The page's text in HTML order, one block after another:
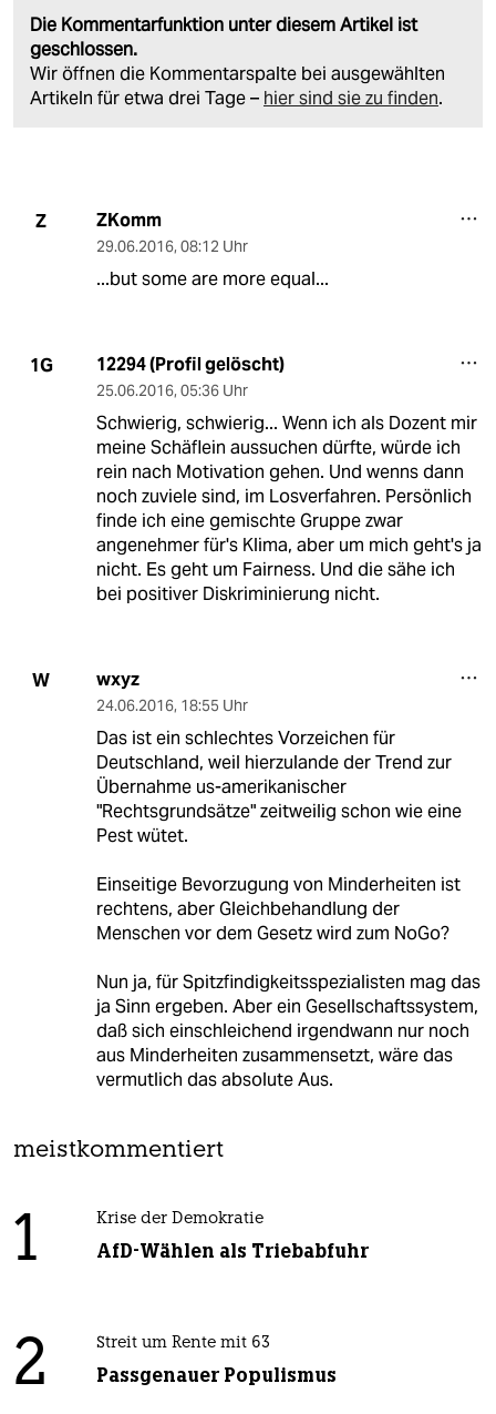
Die Kommentarfunktion unter diesem Artikel ist
geschlossen.
Wir öffnen die Kommentarspalte bei ausgewählten
Artikeln für etwa drei Tage – hier sind sie zu finden.
Z ZKomm
29.06.2016, 08:12 Uhr
...but some are more equal...
1G 12294 (Profil gelöscht)
25.06.2016, 05:36 Uhr
Schwierig, schwierig... Wenn ich als Dozent mir
meine Schäflein aussuchen dürfte, würde ich
rein nach Motivation gehen. Und wenns dann
noch zuviele sind, im Losverfahren. Persönlich
finde ich eine gemischte Gruppe zwar
angenehmer für's Klima, aber um mich geht's ja
nicht. Es geht um Fairness. Und die sähe ich
bei positiver Diskriminierung nicht.
W wxyz
24.06.2016, 18:55 Uhr
Das ist ein schlechtes Vorzeichen für
Deutschland, weil hierzulande der Trend zur
Übernahme us-amerikanischer
"Rechtsgrundsätze" zeitweilig schon wie eine
Pest wütet.
Einseitige Bevorzugung von Minderheiten ist
rechtens, aber Gleichbehandlung der
Menschen vor dem Gesetz wird zum NoGo?
Nun ja, für Spitzfindigkeitsspezialisten mag das
ja Sinn ergeben. Aber ein Gesellschaftssystem,
daß sich einschleichend irgendwann nur noch
aus Minderheiten zusammensetzt, wäre das
vermutlich das absolute Aus.
meistkommentiert
1 Krise der Demokratie
AfD-Wählen als Triebabfuhr
2 Streit um Rente mit 63
Passgenauer Populismus